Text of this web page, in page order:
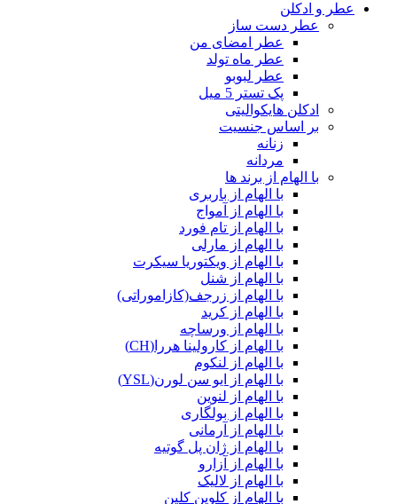
عطر و ادکلن
عطر دست ساز
عطر امضای من
عطر ماه تولد
عطر لبوبو
پک تستر 5 میل
ادکلن هایکوالیتی
بر اساس جنسیت
زنانه
مردانه
با الهام از برند ها
با الهام از باربری
با الهام از آمواج
با الهام از تام فورد
با الهام از مارلی
با الهام از ویکتوریا سیکرت
با الهام از شنل
با الهام از زرجف(کازاموراتی)
با الهام از کرید
با الهام از ورساچه
با الهام از کارولینا هررا(CH)
با الهام از لنکوم
با الهام از ایو سن لورن(YSL)
با الهام از لنوین
با الهام از بولگاری
با الهام از آرمانی
با الهام از ژان پل گوتیه
با الهام از آزارو
با الهام از لالیک
با الهام از کلوین کلین